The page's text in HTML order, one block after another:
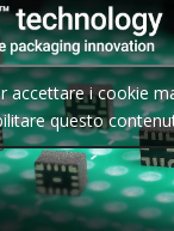
accettare i cookie
questo